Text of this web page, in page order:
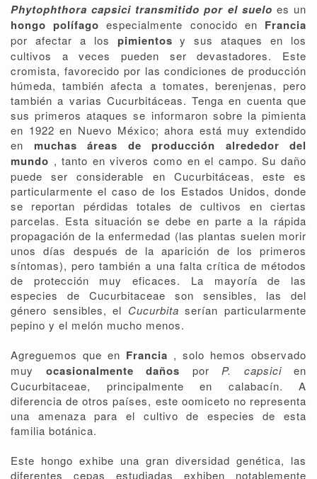
Phytophthora capsici transmitido por el suelo es un
hongo polífagoespecialmente conocido en Francia
por afectar a los pimientosy sus ataques en los
cultivos a veces pueden ser devastadores. Este
cromista, favorecido por las condiciones de producción
húmeda, también afecta a tomates, berenjenas, pero
también a varias Cucurbitáceas. Tenga en cuenta que
sus primeros ataques se informaron sobre la pimienta
en 1922 en Nuevo México; ahora está muy extendido
en muchas áreas de producción alrededor del
mundo , tanto en viveros como en el campo. Su daño
puede ser considerable en Cucurbitáceas, este es
particularmente el caso de los Estados Unidos, donde
se reportan pérdidas totales de cultivos en ciertas
parcelas. Esta situación se debe en parte a la rápida
propagación de la enfermedad (las plantas suelen morir
unos días después de la aparición de los primeros
síntomas), pero también a una falta crítica de métodos
de protección muy eficaces. La mayoría de las
especies de Cucurbitaceae son sensibles, las del
género sensibles, el Cucurbitaserían particularmente
pepino y el melón mucho menos.
Agreguemos que en Francia , solo hemos observado
muy ocasionalmente daños por P. capsici en
Cucurbitaceae, principalmente en calabacín. A
diferencia de otros países, este oomiceto no representa
una amenaza para el cultivo de especies de esta
familia botánica.
Este hongo exhibe una gran diversidad genética, las
diferentes cepas estudiadas exhiben notablemente